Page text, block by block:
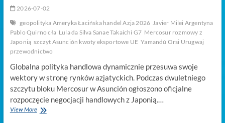
2026-07-02
geopolityka Ameryka Łacińska handel Azja 2026 Javier Milei Argentyna
Pablo Quirno cła Lula da Silva Sanae Takaichi G7 Mercosur rozmowy z
Japonią szczyt Asunción kwoty eksportowe UE Yamandú Orsi Urugwaj
przewodnictwo
Globalna polityka handlowa dynamicznie przesuwa swoje
wektory w stronę rynków azjatyckich. Podczas dwuletniego
szczytu bloku Mercosur w Asunción ogłoszono oficjalne
rozpoczęcie negocjacji handlowych z Japonią.…
View MoreMercosur